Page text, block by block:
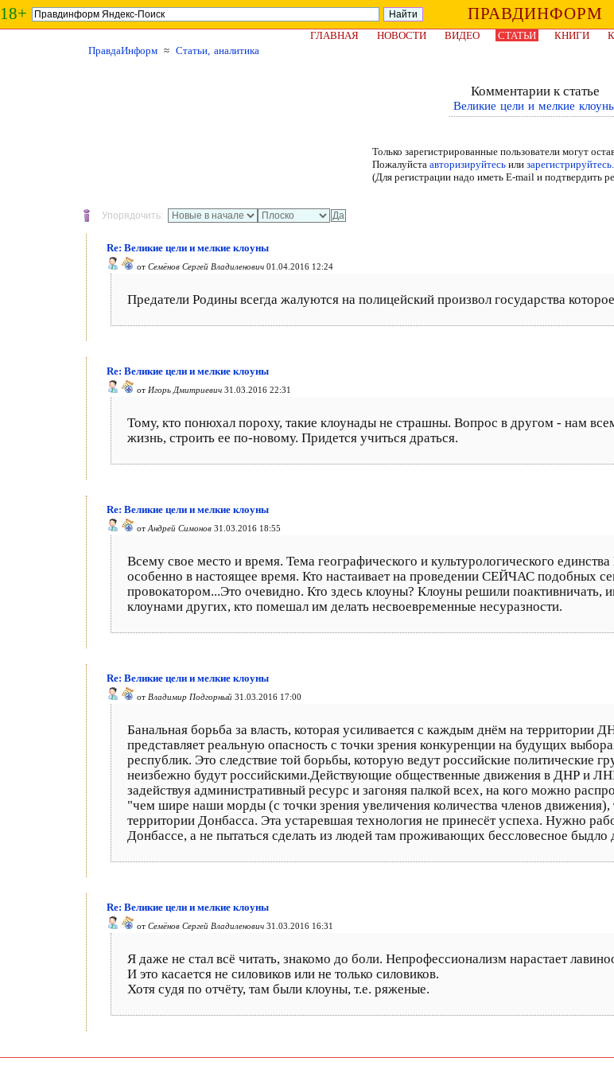
18+ ПРАВДИНФОРМ
ГЛАВНАЯ
НОВОСТИ ВИДЕО СТАТЬИ КНИГИ
ПравдаИнформ ≈ Статьи, аналитика
Комментарии к статье
Великие цели и мелкие
Только зарегистрированные пользователи могут
Пожалуйста авторизируйтесьили зарегистрируйтесь.
(Для регистрации надо иметь E-mail и подтвердить
Упорядочить:
Re: Великие цели и мелкие клоуны
от Семёнов Сергей Владиленович 01.04.2016 12:24
Предатели Родины всегда жалуются на полицейский произвол государства
Re: Великие цели и мелкие клоуны
от Игорь Дмитриевич 31.03.2016 22:31
Тому, кто понюхал пороху, такие клоунады не страшны. Вопрос в другом - нам
жизнь, строить ее по-новому. Придется учиться драться.
Re: Великие цели и мелкие клоуны
от Андрей Симонов 31.03.2016 18:55
Всему свое место и время. Тема географического и культурологического
особенно в настоящее время. Кто настаивает на проведении СЕЙЧАС подобных
провокатором...Это очевидно. Кто здесь клоуны? Клоуны решили поактивничать,
клоунами других, кто помешал им делать несвоевременные несуразности.
Re: Великие цели и мелкие клоуны
от Владимир Подгорный 31.03.2016 17:00
Банальная борьба за власть, которая усиливается с каждым днём на
представляет реальную опасность с точки зрения конкуренции на будущих
республик. Это следствие той борьбы, которую ведут российские политические
неизбежно будут российскими.Действующие общественные движения в ДНР и
задействуя административный ресурс и загоняя палкой всех, на кого можно
"чем шире наши морды (с точки зрения увеличения количества членов
территории Донбасса. Эта устаревшая технология не принесёт успеха. Нужно
Донбассе, а не пытаться сделать из людей там проживающих бессловесное
Re: Великие цели и мелкие клоуны
от Семёнов Сергей Владиленович 31.03.2016 16:31
Я даже не стал всё читать, знакомо до боли. Непрофессионализм нарастает
И это касается не силовиков или не только силовиков.
Хотя судя по отчёту, там были клоуны, т.е. ряженые.